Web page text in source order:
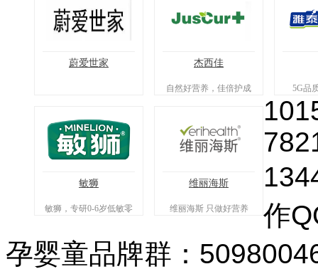
蔚爱世家 杰西佳
自然好营养，佳倍护成
5G品
敏狮
敏狮，专研0-6岁低敏零
维丽海斯
维丽海斯 只做好营养
作
孕婴童品牌群：